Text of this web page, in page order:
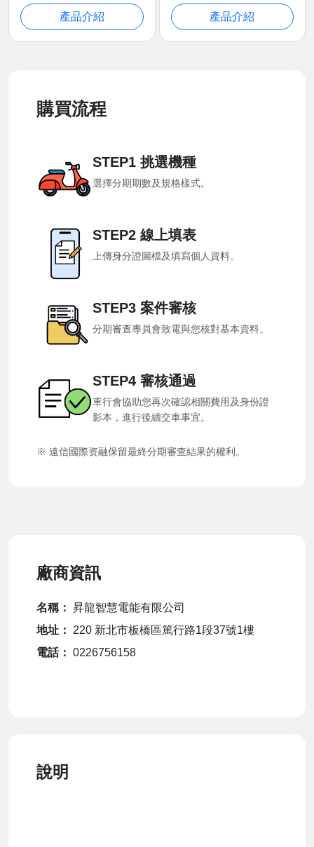
產品介紹 產品介紹
購買流程
STEP1 挑選機種
選擇分期期數及規格樣式。
STEP2 線上填表
上傳身分證圖檔及填寫個人資料。
STEP3 案件審核
分期審查專員會致電與您核對基本資料。
STEP4 審核通過
車行會協助您再次確認相關費用及身份證
影本，進行後續交車事宜。
※ 遠信國際资融保留最終分期審查結果的權利。
廠商資訊
名稱： 昇龍智慧電能有限公司
地址：
220 新北市板橋區篤行路1段37號1樓
電話： 0226756158
說明